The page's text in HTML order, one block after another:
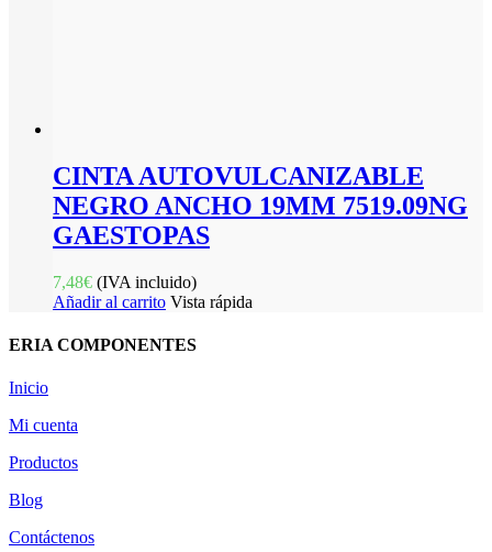
CINTA AUTOVULCANIZABLE
NEGRO ANCHO 19MM 7519.09NG
GAESTOPAS
7,48€ (IVA incluido)
Añadir al carrito Vista rápida
ERIA COMPONENTES
Inicio
Mi cuenta
Productos
Blog
Contáctenos